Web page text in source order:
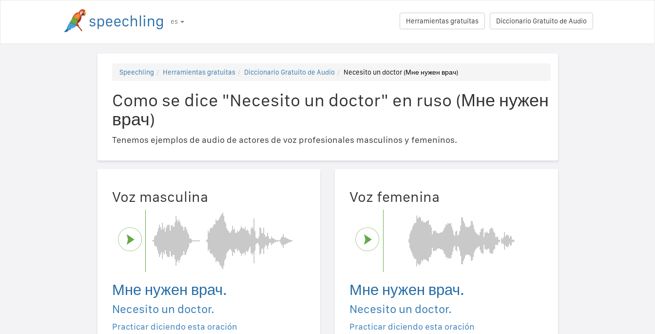
es Diccionario Gratuito de Audio
Herramientas gratuitas
Speechling Herramientas gratuitas Diccionario Gratuito de Audio Necesito un doctor (Мне нужен врач)
Como se dice "Necesito un doctor" en ruso (Мне нужен
врач)
Tenemos ejemplos de audio de actores de voz profesionales masculinos y femeninos.
Voz masculina
Мне нужен врач.
Necesito un doctor.
Practicar diciendo esta oración
Voz femenina
Мне нужен врач.
Necesito un doctor.
Practicar diciendo esta oración